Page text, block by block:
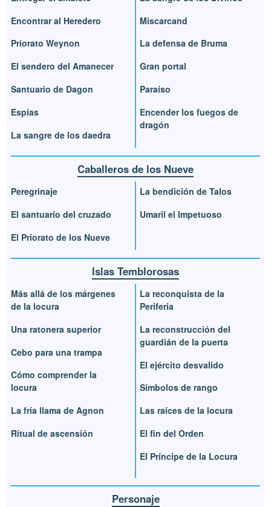
Encontrar al Heredero
Priorato Weynon
El sendero del Amanecer
Santuario de Dagon
Espías
La sangre de los daedra
Miscarcand
La defensa de Bruma
Gran portal
Paraíso
Encender los fuegos de
dragón
Caballeros de los Nueve
Peregrinaje
El santuario del cruzado
El Priorato de los Nueve
La bendición de Talos
Umaril el Impetuoso
Islas Temblorosas
Más allá de los márgenes
de la locura
Una ratonera superior
Cebo para una trampa
Cómo comprender la
locura
La fría llama de Agnon
Ritual de ascensión
La reconquista de la
Periferia
La reconstrucción del
guardián de la puerta
El ejército desvalido
Símbolos de rango
Las raíces de la locura
El fin del Orden
El Príncipe de la Locura
Personaje